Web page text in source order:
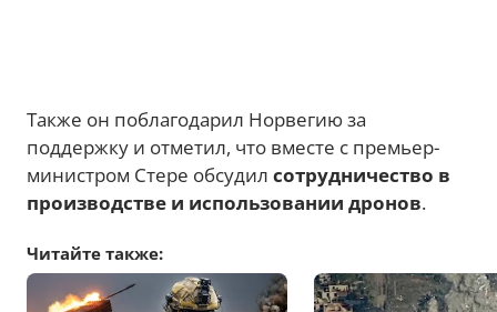
Также он поблагодарил Норвегию за
поддержку и отметил, что вместе с премьер-
министром Стере обсудил сотрудничество в
производстве и использовании дронов.
Читайте также: